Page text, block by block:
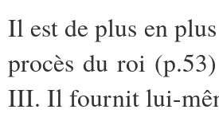
Il est de plus en
procès du roi
III. Il fournit lui-